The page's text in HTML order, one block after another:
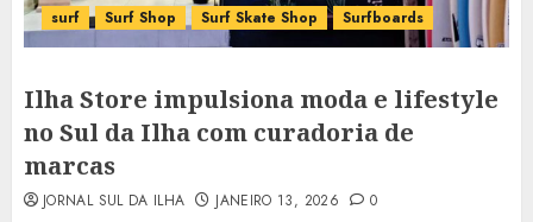
surf Surf Shop Surf Skate Shop Surfboards
Ilha Store impulsiona moda e lifestyle
no Sul da Ilha com curadoria de
marcas
JORNAL SUL DA ILHA JANEIRO 13, 2026 0